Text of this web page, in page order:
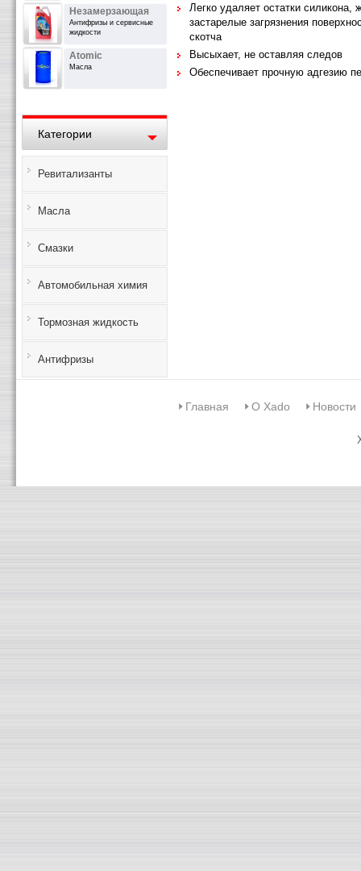
Незамерзающая
Антифризы и сервисные
жидкости
Atomic
Масла
Категории
Ревитализанты
Масла
Смазки
Автомобильная химия
Тормозная жидкость
Антифризы
Легко удаляет остатки силикона,
застарелые загрязнения
скотча
Высыхает, не оставляя следов
Обеспечивает прочную адгезию
Главная О Xado Новости